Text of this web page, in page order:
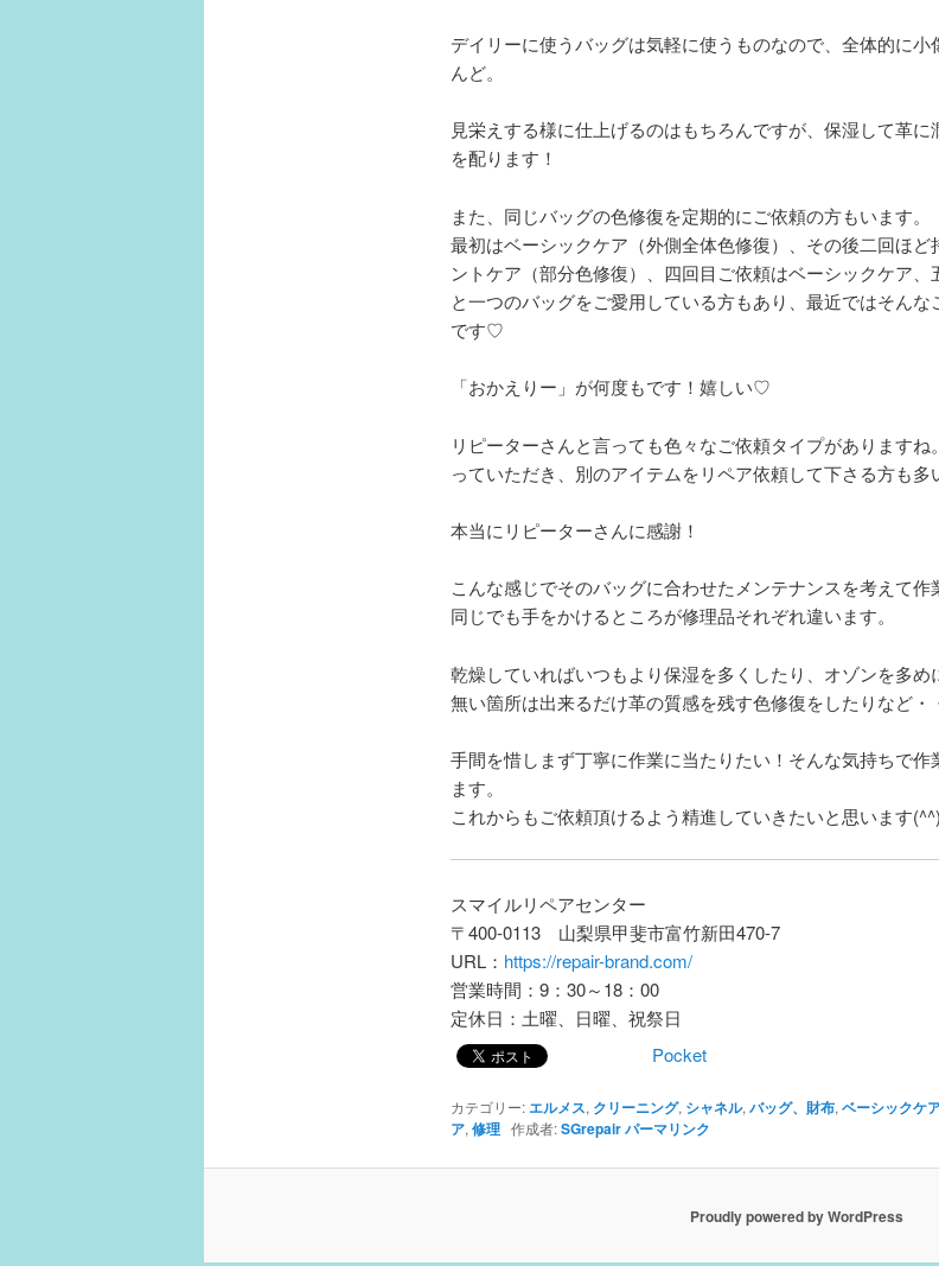
デイリーに使うバッグは気軽に使うものなので、全体的に小
んど。
見栄えする様に仕上げるのはもちろんですが、保湿して革
を配ります！
また、同じバッグの色修復を定期的にご依頼の方もいます。
最初はベーシックケア（外側全体色修復）、その後二回ほど
ントケア（部分色修復）、四回目ご依頼はベーシックケア
と一つのバッグをご愛用している方もあり、最近ではそん
です♡
「おかえりー」が何度もです！嬉しい♡
リピーターさんと言っても色々なご依頼タイプがありますね
っていただき、別のアイテムをリペア依頼して下さる方も多
本当にリピーターさんに感謝！
こんな感じでそのバッグに合わせたメンテナンスを考えて
同じでも手をかけるところが修理品それぞれ違います。
乾燥していればいつもより保湿を多くしたり、オゾンを多
無い箇所は出来るだけ革の質感を残す色修復をしたりなど
手間を惜しまず丁寧に作業に当たりたい！そんな気持ちで作
ます。
これからもご依頼頂けるよう精進していきたいと思います
スマイルリペアセンター
〒400-0113 山梨県甲斐市富竹新田470-7
URL： https://repair-brand.com/
営業時間：9：30～18：00
定休日：土曜、日曜、祝祭日
Pocket
カテゴリー: エルメス, クリーニング, シャネル, バッグ、財布, ベーシックケ
ア, 修理作成者:SGrepairパーマリンク
Proudly powered by WordPress